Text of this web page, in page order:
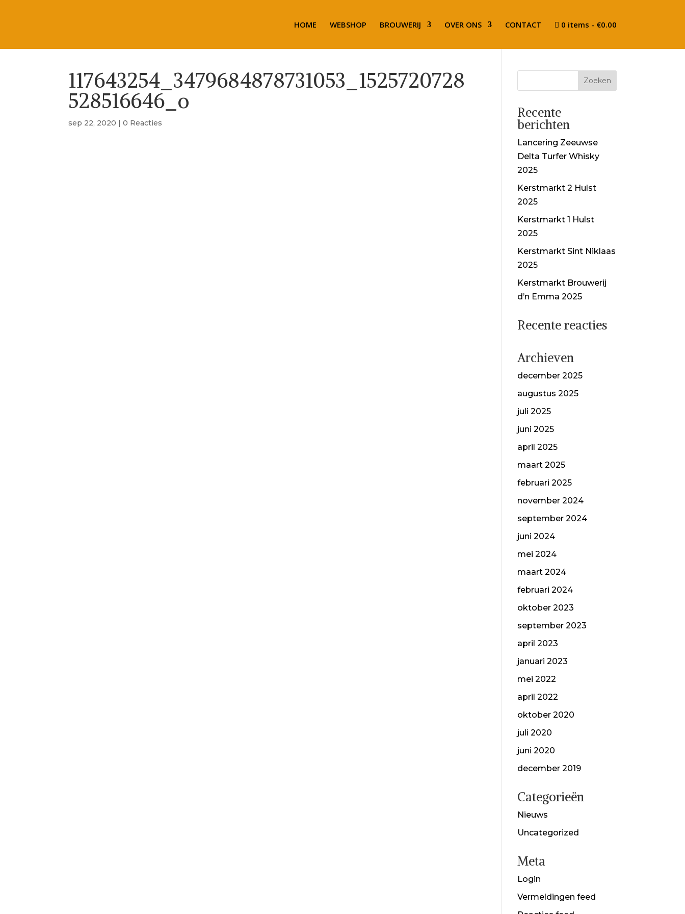
HOME WEBSHOP BROUWERIJ OVER ONS CONTACT 0 items €0.00
117643254_3479684878731053_1525720728
528516646_o
sep 22, 2020 |0 Reacties
Recente
berichten
Lancering Zeeuwse
Delta Turfer Whisky
2025
Kerstmarkt 2 Hulst
2025
Kerstmarkt 1 Hulst
2025
Kerstmarkt Sint Niklaas
2025
Kerstmarkt Brouwerij
d’n Emma 2025
Recente reacties
Archieven
december 2025
augustus 2025
juli 2025
juni 2025
april 2025
maart 2025
februari 2025
november 2024
september 2024
juni 2024
mei 2024
maart 2024
februari 2024
oktober 2023
september 2023
april 2023
januari 2023
mei 2022
april 2022
oktober 2020
juli 2020
juni 2020
december 2019
Categorieën
Nieuws
Uncategorized
Meta
Login
Vermeldingen feed